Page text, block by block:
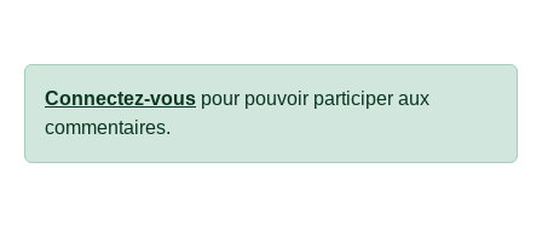
Connectez-vous pour pouvoir participer aux
commentaires.